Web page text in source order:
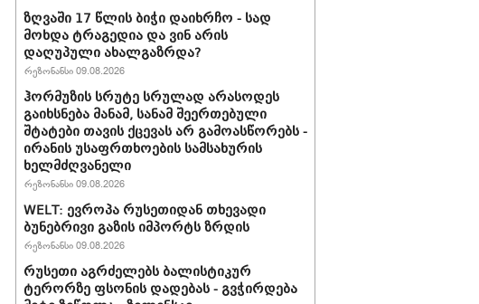
ზღვაში 17 წლის ბიჭი დაიხრჩო - სად
მოხდა ტრაგედია და ვინ არის
დაღუპული ახალგაზრდა?
რეზონანსი 09.08.2026
ჰორმუზის სრუტე სრულად არასოდეს
გაიხსნება მანამ, სანამ შეერთებული
შტატები თავის ქცევას არ გამოასწორებს -
ირანის უსაფრთხოების სამსახურის
ხელმძღვანელი
რეზონანსი 09.08.2026
WELT: ევროპა რუსეთიდან თხევადი
ბუნებრივი გაზის იმპორტს ზრდის
რეზონანსი 09.08.2026
რუსეთი აგრძელებს ბალისტიკურ
ტერორზე ფსონის დადებას - გვჭირდება